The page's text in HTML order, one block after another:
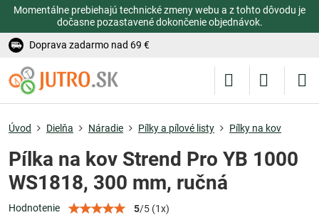
Momentálne prebiehajú technické zmeny webu a z tohto dôvodu je
dočasne pozastavené dokončenie objednávok.
Doprava zadarmo nad 69 €
Úvod Dielňa Náradie Pílky a pílové listy Pílky na kov
Pílka na kov Strend Pro YB 1000
WS1818, 300 mm, ručná
Hodnotenie 5/5 (1x)